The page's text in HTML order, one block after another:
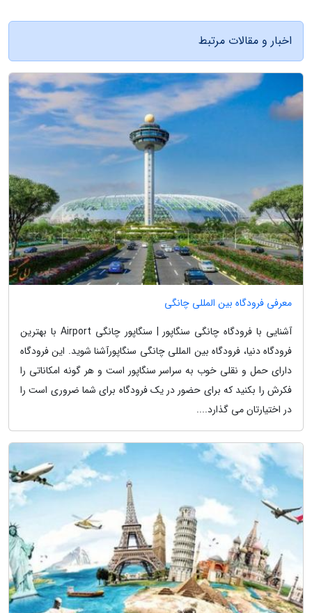
اخبار و مقالات مرتبط
معرفی فرودگاه بین المللی چانگی
آشنایی با فرودگاه چانگی سنگاپور | سنگاپور چانگی Airport با بهترین
فرودگاه دنیا، فرودگاه بین المللی چانگی سنگاپورآشنا شوید. این فرودگاه
دارای حمل و نقلی خوب به سراسر سنگاپور است و هر گونه امکاناتی را
فکرش را بکنید که برای حضور در یک فرودگاه برای شما ضروری است را
در اختیارتان می گذارد....